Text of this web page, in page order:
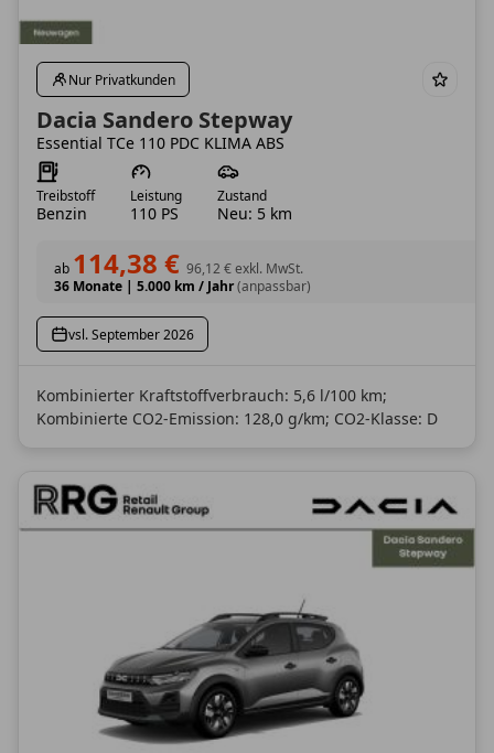
Nur Privatkunden
Dacia Sandero Stepway
Essential TCe 110 PDC KLIMA ABS
Treibstoff
Benzin
Leistung
110 PS
Zustand
Neu: 5 km
ab 114,38 € 96,12 €exkl. MwSt.
36 Monate | 5.000 km / Jahr(anpassbar)
vsl. September 2026
Kombinierter Kraftstoffverbrauch: 5,6 l/100 km;
Kombinierte CO2-Emission: 128,0 g/km; CO2-Klasse: D